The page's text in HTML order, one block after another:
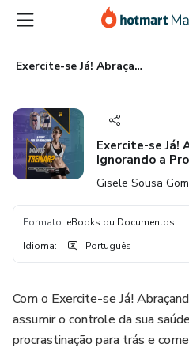
para
conteúdo
principal
para
pagamento
para
rodapé
Exercite-se Já! Abraçando a Mudança, Ignorando a Procrastinação
Exercite-se Já!
Ignorando a
Gisele Sousa
Formato: eBooks ou Documentos
Idioma: Português
Com o Exercite-se Já!
assumir o controle da sua
procrastinação para trás e